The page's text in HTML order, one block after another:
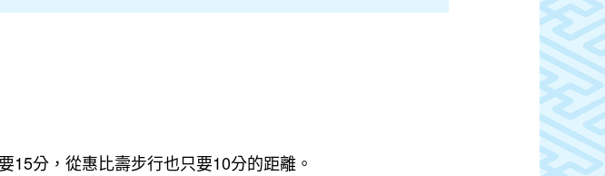
分，從惠比壽步行也只要10分的距離。